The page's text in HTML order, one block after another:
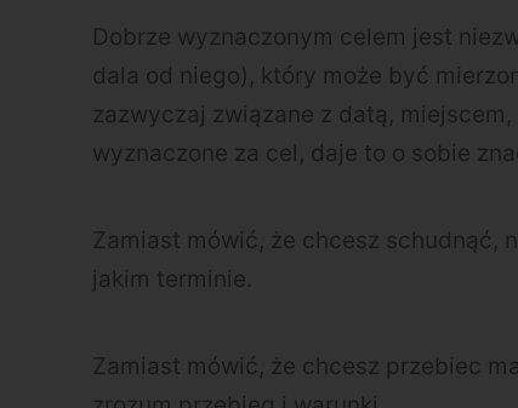
Dobrze wyznaczonym celem jest
dala od niego), który może być
zazwyczaj związane z datą,
wyznaczone za cel, daje to o sobie
Zamiast mówić, że chcesz schudnąć,
jakim terminie.
Zamiast mówić, że chcesz przebiec